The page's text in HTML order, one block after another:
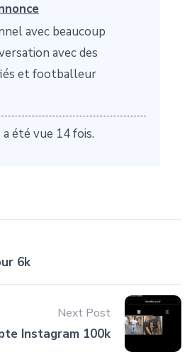
avec beaucoup
avec des
et footballeur
été vue 14 fois.
6k
Next Post
Instagram 100k